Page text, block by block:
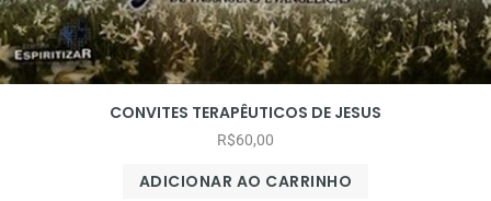
CONVITES TERAPÊUTICOS DE JESUS
R$60,00
ADICIONAR AO CARRINHO